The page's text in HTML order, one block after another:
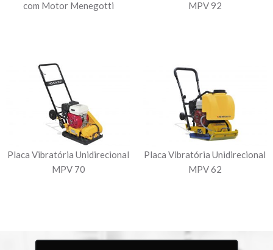
com Motor Menegotti
MPV 92
Placa Vibratória Unidirecional
MPV 70
Placa Vibratória Unidirecional
MPV 62